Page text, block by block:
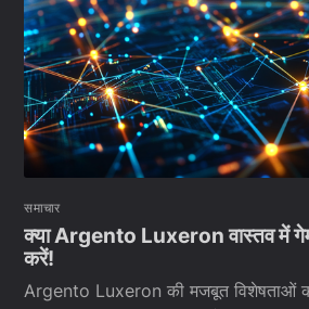
समाचार
क्या Argento Luxeron वास्तव में
करें!
Argento Luxeron की मजबूत विशेषताओं